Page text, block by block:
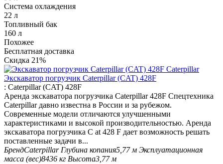
Система охлаждения
22 л
Топливный бак
160 л
Похожее
Бесплатная доставка
Скидка 21%
Экскаватор погрузчик Caterpillar (CAT) 428F
: Caterpillar (CAT) 428F
Аренда экскаватора погрузчика Caterpillar 428F Спецтехника
Caterpillar давно известна в России и за рубежом.
Современные модели отличаются улучшенными
характеристиками и высокой производительностью. Аренда
экскаватора погрузчика C at 428 F дает возможность решать
поставленные задачи в...
БрендCaterpillar Глубина копания5,77 м Эксплуатационная
масса (вес)8436 кг Высота3,77 м